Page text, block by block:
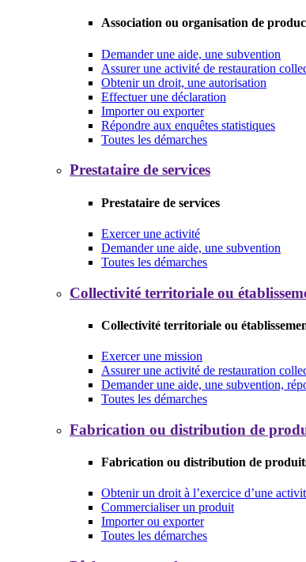
Association ou organisation de
Demander une aide, une subvention
Assurer une activité de restauration
Obtenir un droit, une autorisation
Effectuer une déclaration
Importer ou exporter
Répondre aux enquêtes statistiques
Toutes les démarches
Prestataire de services
Prestataire de services
Exercer une activité
Demander une aide, une subvention
Toutes les démarches
Collectivité territoriale ou
Collectivité territoriale ou
Exercer une mission
Assurer une activité de restauration
Demander une aide, une subvention,
Toutes les démarches
Fabrication ou distribution de
Fabrication ou distribution de
Obtenir un droit à l’exercice d’une
Commercialiser un produit
Importer ou exporter
Toutes les démarches